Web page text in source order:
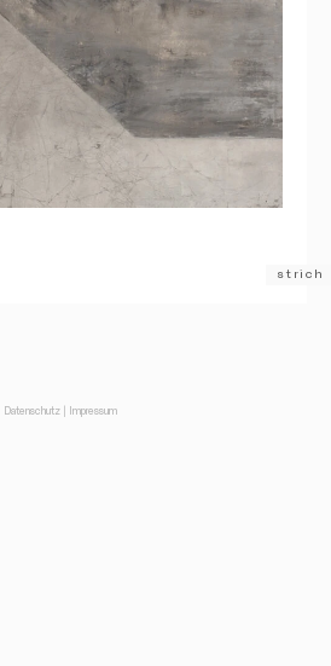
strich
Datenschutz Impressum